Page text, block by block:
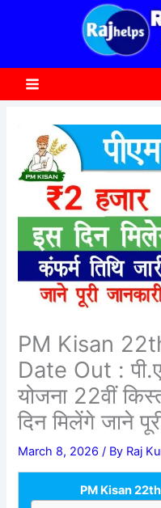
PM Kisan
Date Out :
योजना 22वीं
दिन मिलेंगे जाने
March 8, 2026/ By Raj
PM Kisan
c